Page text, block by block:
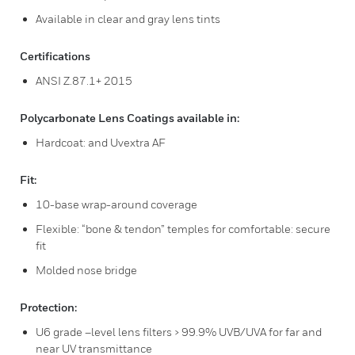
Available in clear and gray lens tints
Certifications
ANSI Z.87.1+ 2015
Polycarbonate Lens Coatings available in:
Hardcoat: and Uvextra AF
Fit:
10-base wrap-around coverage
Flexible: “bone & tendon” temples for comfortable: secure
fit
Molded nose bridge
Protection:
U6 grade –level lens filters > 99.9% UVB/UVA for far and
near UV transmittance